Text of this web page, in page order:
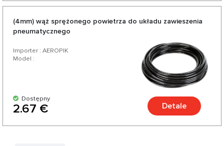
(4mm) wąż sprężonego powietrza do układu zawieszenia
pneumatycznego
Importer : AEROPIK
Model :
Dostępny
2.67 € Detale